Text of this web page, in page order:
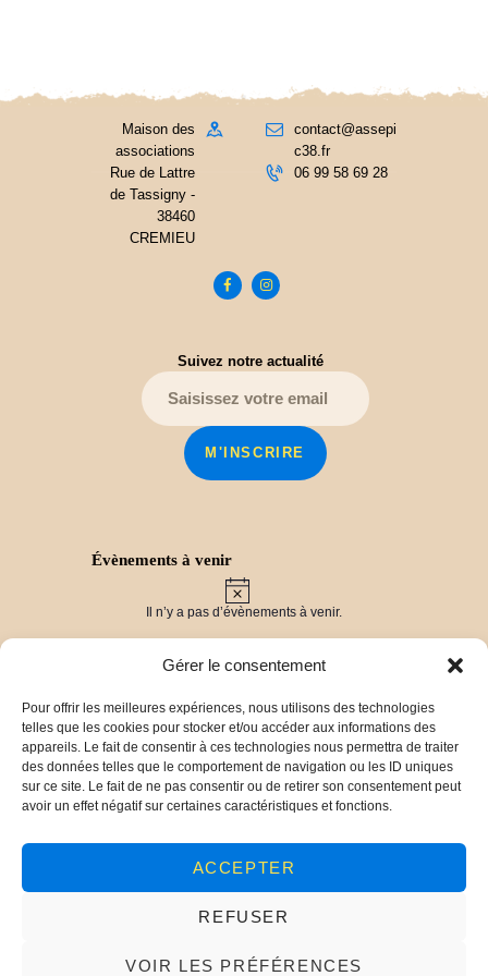
Gérer le consentement
Pour offrir les meilleures expériences, nous utilisons des technologies
telles que les cookies pour stocker et/ou accéder aux informations des
appareils. Le fait de consentir à ces technologies nous permettra de traiter
des données telles que le comportement de navigation ou les ID uniques
sur ce site. Le fait de ne pas consentir ou de retirer son consentement peut
avoir un effet négatif sur certaines caractéristiques et fonctions.
ACCEPTER
REFUSER
VOIR LES PRÉFÉRENCES
Maison des
associations
Rue de Lattre
de Tassigny -
38460
CREMIEU
contact@assepi
c38.fr
06 99 58 69 28
Suivez notre actualité
Évènements à venir
N
o
t
i
e
Il n’y a pas d’évènements à venir.
Derniers travaux
Vers un label « Pays d’Art et d’Histoire » pour
les Balcons du Dauphiné !
30 mars 2025
Chronique Ollivet : vers la publication d’un livre !
29 mars 2025
Panossas (38)
23 décembre 2024
Conférence sur les monuments aux morts de